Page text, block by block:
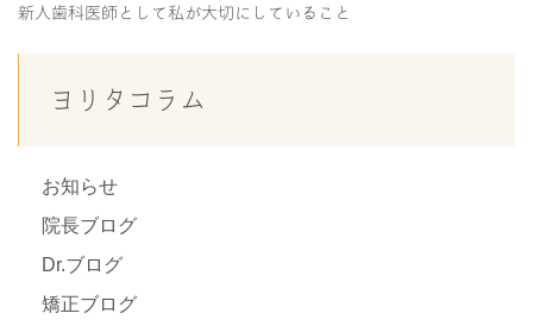
新人歯科医師として私が大切にしていること
ヨリタコラム
お知らせ
院長ブログ
Dr.ブログ
矯正ブログ